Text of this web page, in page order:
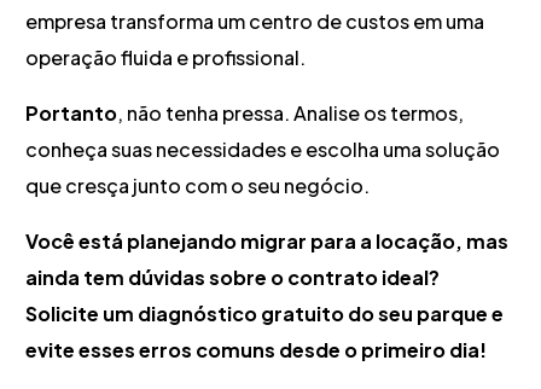
empresa transforma um centro de custos em uma
operação fluida e profissional.
Portanto, não tenha pressa. Analise os termos,
conheça suas necessidades e escolha uma solução
que cresça junto com o seu negócio.
Você está planejando migrar para a locação, mas
ainda tem dúvidas sobre o contrato ideal?
Solicite um diagnóstico gratuito do seu parque e
evite esses erros comuns desde o primeiro dia!